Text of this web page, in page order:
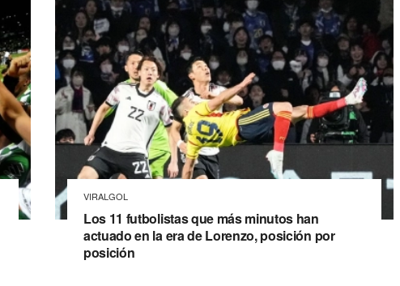
VIRALGOL
Los 11 futbolistas que más minutos han
actuado en la era de Lorenzo, posición por
posición